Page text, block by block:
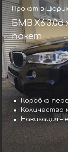
Прокат в
БМВ X6 3.0d
пакет
Коробка
Количество
Навигация –